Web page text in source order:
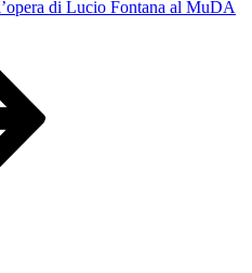
di Lucio Fontana al MuDA